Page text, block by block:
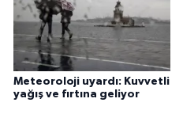
Meteoroloji uyardı: Kuvvetli
yağış ve fırtına geliyor